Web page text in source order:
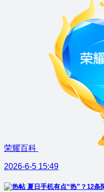
荣耀百科
2026-6-5 15:49
夏日手机有点“热”？12条